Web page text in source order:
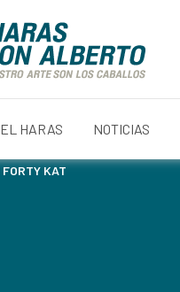
EL HARAS NOTICIAS
FORTY KAT